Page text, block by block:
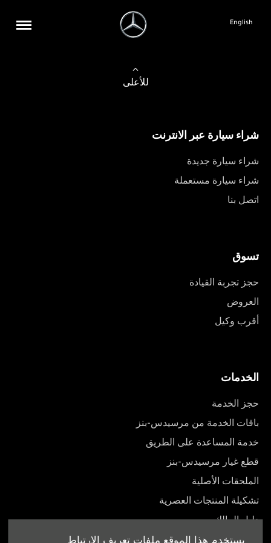
يستخدم هذا الموقع ملفات تعريف الارتباط
English
للأعلى
شراء سيارة عبر الانترنت
شراء سيارة جديدة
شراء سيارة مستعملة
اتصل بنا
تسوق
حجز تجربة القيادة
العروض
أقرب وكيل
الخدمات
حجز الخدمة
باقات الخدمة من مرسيدس-بنز
خدمة المساعدة على الطريق
قطع غيار مرسيدس-بنز
الملحقات الأصلية
تشكيلة المنتجات العصرية
دليل المالك